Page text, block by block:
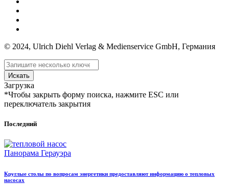
© 2024, Ulrich Diehl Verlag & Medienservice GmbH, Германия
Искать
Загрузка
*Чтобы закрыть форму поиска, нажмите ESC или
переключатель закрытия
Последний
Панорама Герауэра
Круглые столы по вопросам энергетики предоставляют информацию о тепловых
насосах